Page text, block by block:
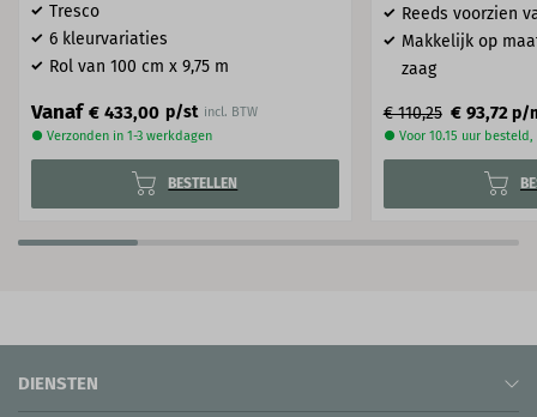
Tresco
6 kleurvariaties
Rol van 100 cm x 9,75 m
Vanaf € 433,00 p/st incl. BTW
● Verzonden in 1-3 werkdagen
BESTELLEN
Reeds voorzien
Makkelijk op
zaag
€ 110,25 € 93,72p/
● Voor 10.15 uur
DIENSTEN